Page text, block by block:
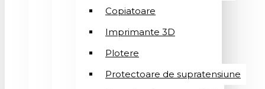
Copiatoare
Imprimante 3D
Plotere
Protectoare de supratensiune